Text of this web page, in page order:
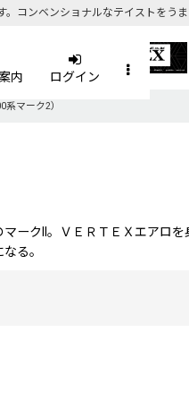
コンベンショナルなテイストをう
内 ログイン
マーク2）
ークII。ＶＥＲＴＥＸエアロ
る。